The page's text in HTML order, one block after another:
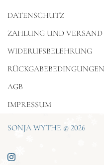
DATENSCHUTZ
ZAHLUNG UND VERSAND
WIDERUFSBELEHRUNG
RÜCKGABEBEDINGUNGEN
AGB
IMPRESSUM
SONJA WYTHE © 2026